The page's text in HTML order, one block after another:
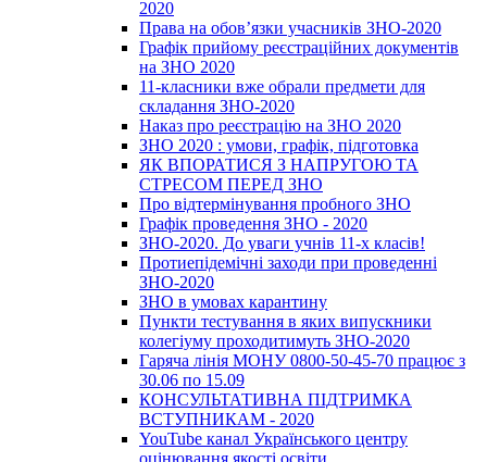
2020
Права на обов’язки учасників ЗНО-2020
Графік прийому реєстраційних документів
на ЗНО 2020
11-класники вже обрали предмети для
складання ЗНО-2020
Наказ про реєстрацію на ЗНО 2020
ЗНО 2020 : умови, графік, підготовка
ЯК ВПОРАТИСЯ З НАПРУГОЮ ТА
СТРЕСОМ ПЕРЕД ЗНО
Про відтермінування пробного ЗНО
Графік проведення ЗНО - 2020
ЗНО-2020. До уваги учнів 11-х класів!
Протиепідемічні заходи при проведенні
ЗНО-2020
ЗНО в умовах карантину
Пункти тестування в яких випускники
колегіуму проходитимуть ЗНО-2020
Гаряча лінія МОНУ 0800-50-45-70 працює з
30.06 по 15.09
КОНСУЛЬТАТИВНА ПІДТРИМКА
ВСТУПНИКАМ - 2020
YouTube канал Українського центру
оцінювання якості освіти